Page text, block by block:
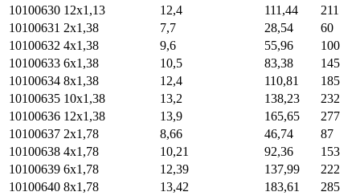
10100630 12х1,13 12,4 111,44
211
10100631 2х1,38 7,7 28,54
60
10100632 4х1,38 9,6 55,96
100
10100633 6х1,38 10,5 83,38
145
10100634 8х1,38 12,4 110,81
185
10100635 10х1,38 13,2 138,23
232
10100636 12х1,38 13,9 165,65
277
10100637 2х1,78 8,66 46,74
87
10100638 4х1,78 10,21 92,36
153
10100639 6х1,78 12,39 137,99
222
10100640 8х1,78 13,42 183,61
285